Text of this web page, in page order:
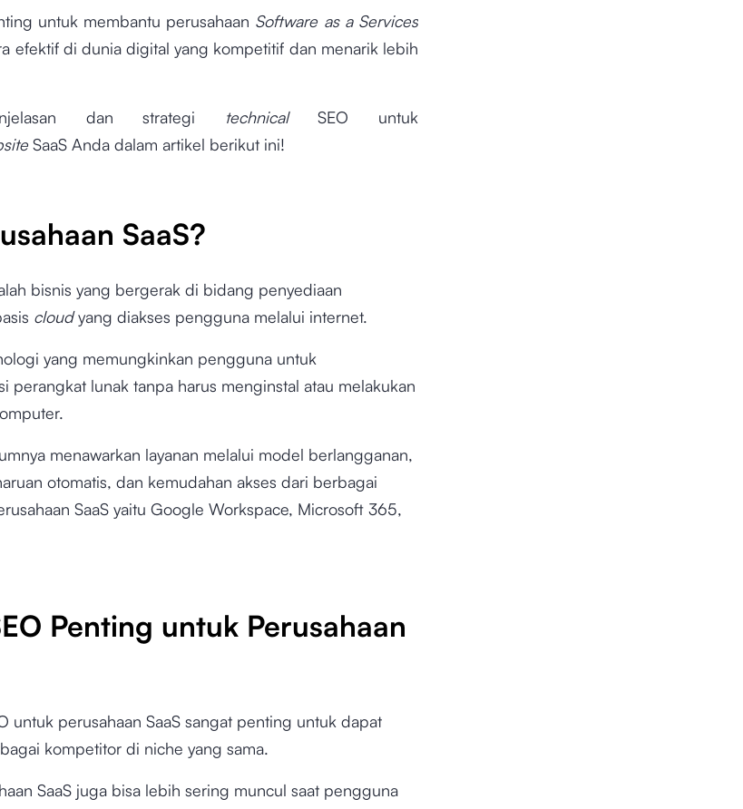
untuk membantu perusahaan Software as a Services
efektif di dunia digital yang kompetitif dan menarik lebih
dan strategi technicalSEO untuk
SaaS Anda dalam artikel berikut ini!
SaaS?
bisnis yang bergerak di bidang penyediaan
cloudyang diakses pengguna melalui internet.
yang memungkinkan pengguna untuk
perangkat lunak tanpa harus menginstal atau melakukan
menawarkan layanan melalui model berlangganan,
otomatis, dan kemudahan akses dari berbagai
SaaS yaitu Google Workspace, Microsoft 365,
Penting untuk Perusahaan
untuk perusahaan SaaS sangat penting untuk dapat
kompetitor di niche yang sama.
SaaS juga bisa lebih sering muncul saat pengguna